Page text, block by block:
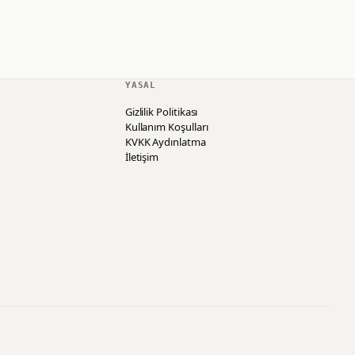
YASAL
Gizlilik Politikası
Kullanım Koşulları
KVKK Aydınlatma
İletişim